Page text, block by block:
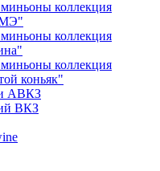
коллекция
коллекция
коллекция
коньяк"
АВКЗ
ВКЗ